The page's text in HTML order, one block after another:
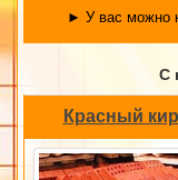
► У вас можно
С
Красный